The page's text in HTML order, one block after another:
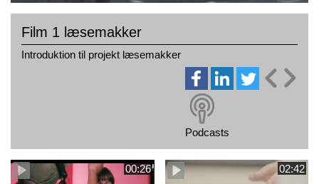
Film 1 læsemakker
Introduktion til projekt læsemakker
Podcasts
00:26 02:42